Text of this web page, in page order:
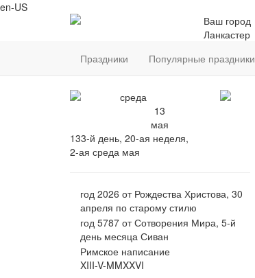
en-US
Ваш город
Ланкастер
Праздники
Популярные праздники
среда
13
мая
133-й день, 20-ая неделя,
2-ая среда мая
год 2026 от Рождества Христова, 30
апреля по старому стилю
год 5787 от Сотворения Мира, 5-й
день месяца Сиван
Римское написание
XIII-V-MMXXVI